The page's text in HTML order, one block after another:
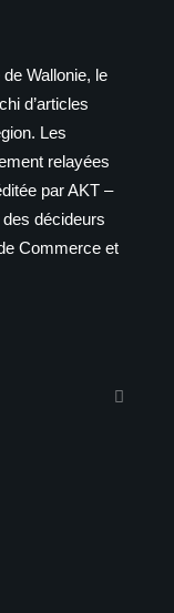
Wallonie, le
d’articles
Les
relayées
par AKT –
décideurs
Commerce et